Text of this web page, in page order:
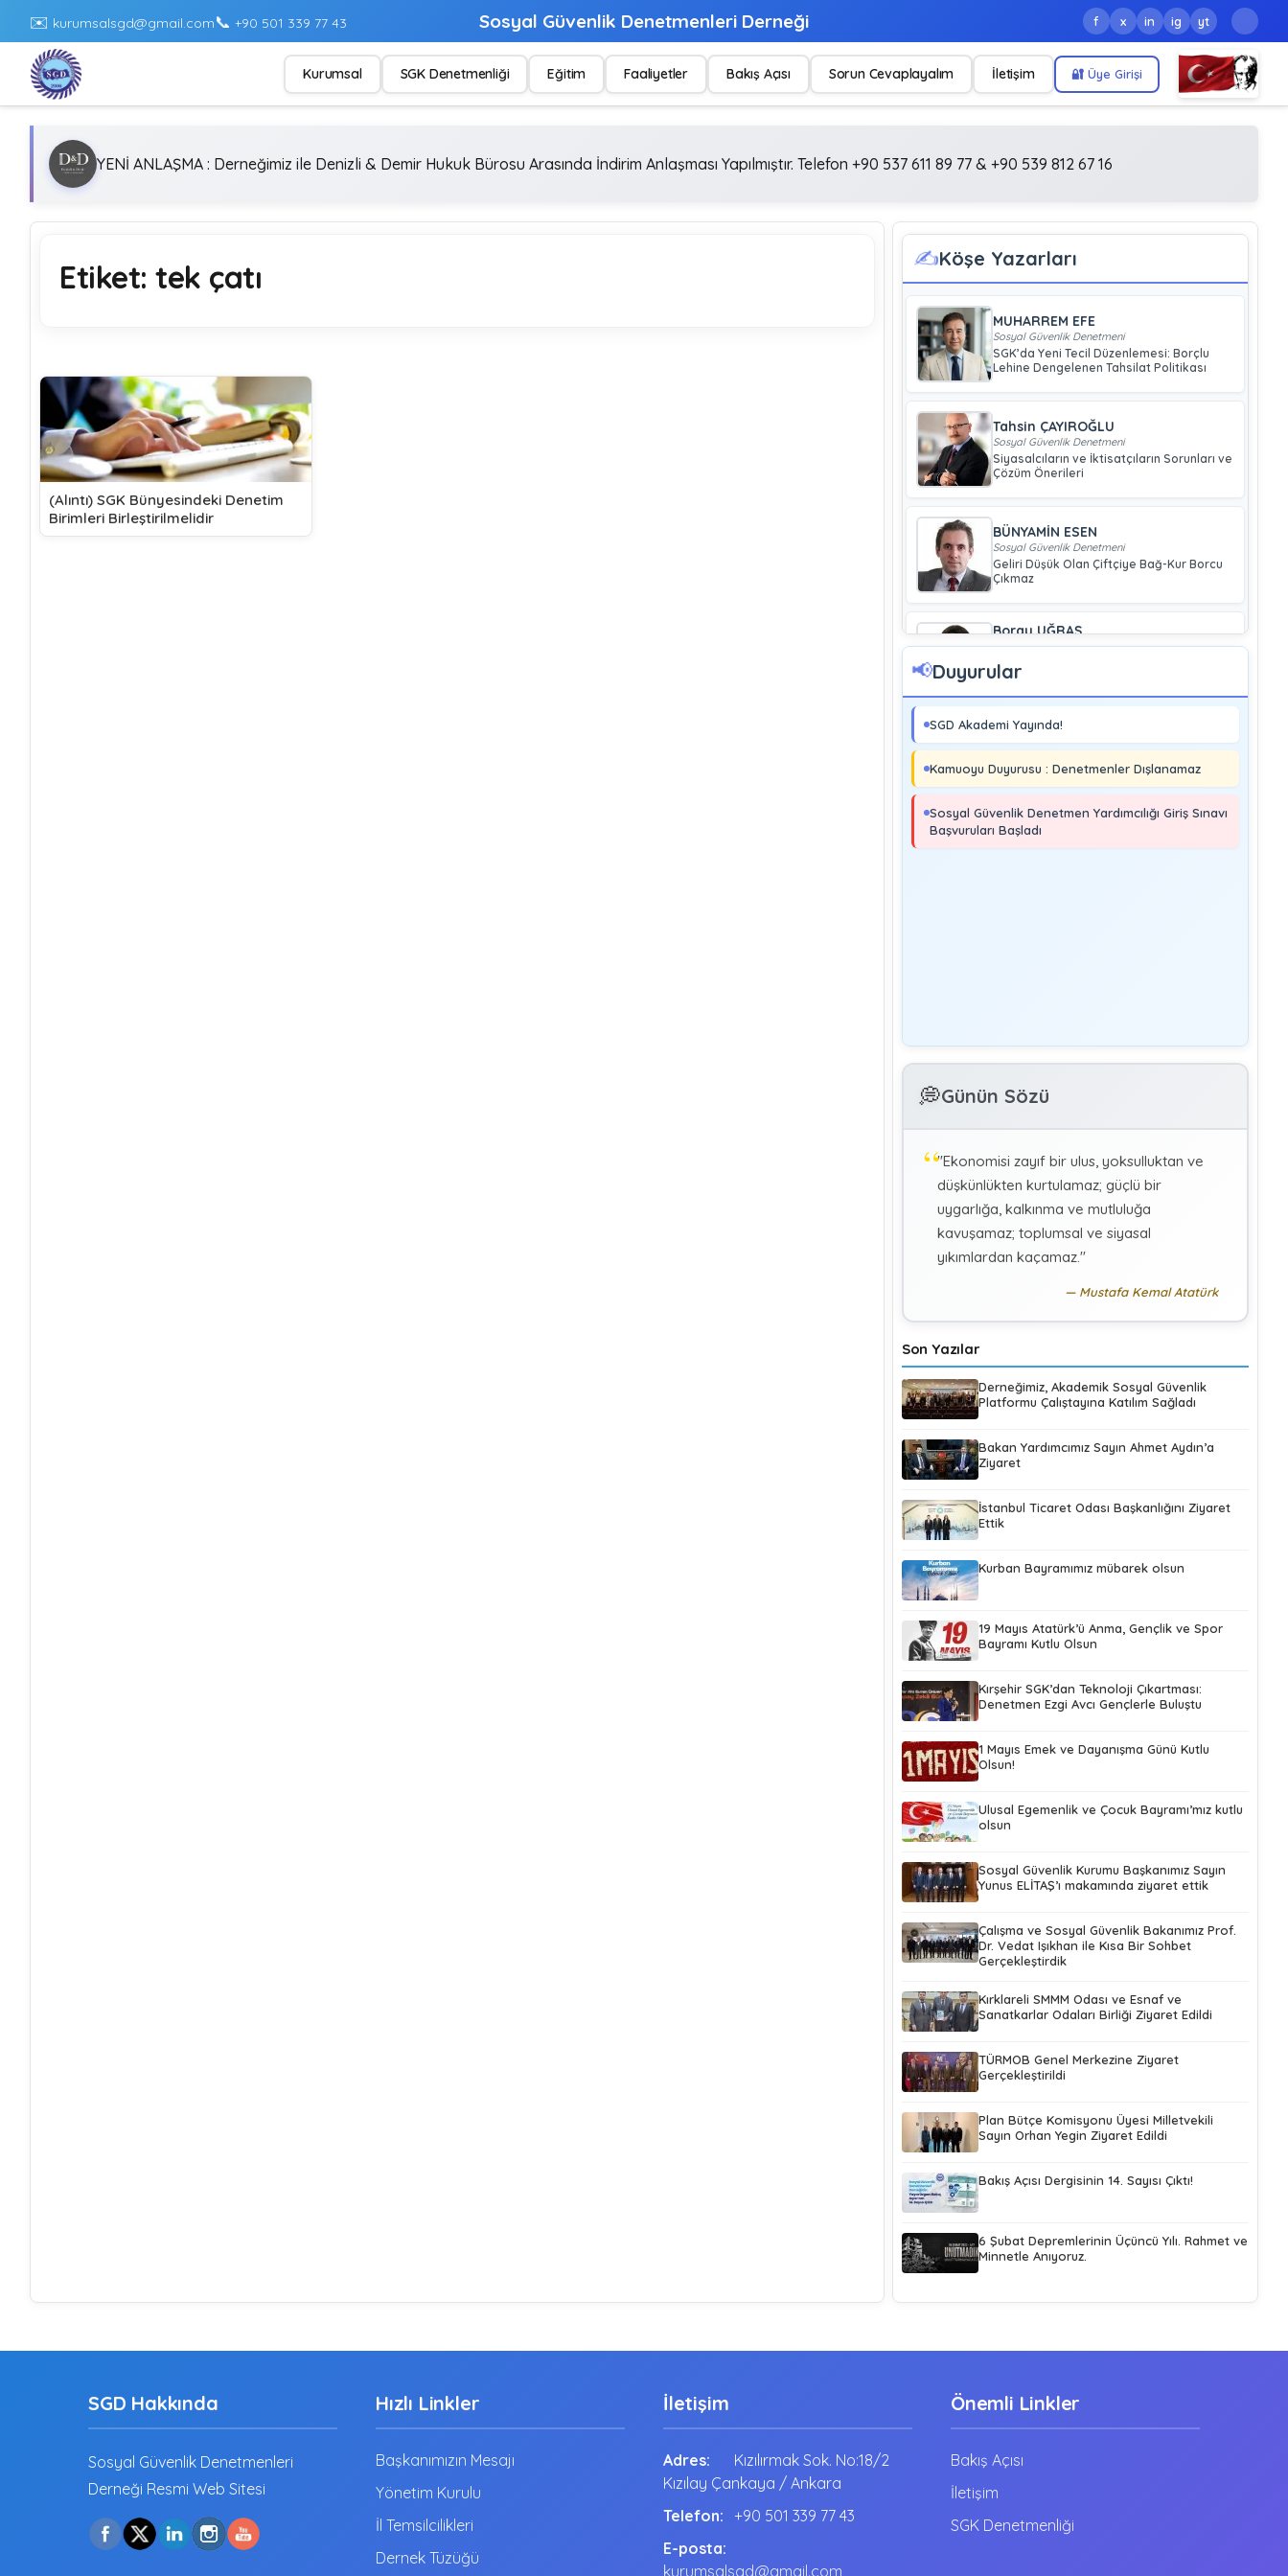
✉️ kurumsalsgd@gmail.com📞 +90 501 339 77 43 Sosyal Güvenlik Denetmenleri Derneği f x in ig yt
Kurumsal SGK Denetmenliği Eğitim Faaliyetler Bakış Açısı Sorun Cevaplayalım İletişim 🔐 Üye Girişi
YENİ ANLAŞMA : Derneğimiz ile Denizli & Demir Hukuk Bürosu Arasında İndirim Anlaşması Yapılmıştır. Telefon +90 537 611 89 77 & +90 539 812 67 16
Etiket: tek çatı
(Alıntı) SGK Bünyesindeki Denetim
Birimleri Birleştirilmelidir
✍️Köşe Yazarları
MUHARREM EFE
Sosyal Güvenlik Denetmeni
SGK’da Yeni Tecil Düzenlemesi: Borçlu
Lehine Dengelenen Tahsilat Politikası
Tahsin ÇAYIROĞLU
Sosyal Güvenlik Denetmeni
Siyasalcıların ve İktisatçıların Sorunları ve
Çözüm Önerileri
BÜNYAMİN ESEN
Sosyal Güvenlik Denetmeni
Geliri Düşük Olan Çiftçiye Bağ-Kur Borcu
Çıkmaz
Boray UĞRAŞ
Sosyal Güvenlik Denetmeni
Soma ve Ermenek’te Meydana Gelen
Kazalar Büyük Endüstriyel Kaza
MURAT ÇİMEN
Kayıt Dışı İstihdamla Mücadeleye Farklı
Bir Yaklaşım
K
KÜBRA KOÇ
İkili Sosyal Güvenlik Anlaşmaları :Türkiye
(Makale)
📢Duyurular
SGD Akademi Yayında!
Kamuoyu Duyurusu : Denetmenler Dışlanamaz
Sosyal Güvenlik Denetmen Yardımcılığı Giriş Sınavı
Başvuruları Başladı
💭Günün Sözü
"Ekonomisi zayıf bir ulus, yoksulluktan ve
düşkünlükten kurtulamaz; güçlü bir
uygarlığa, kalkınma ve mutluluğa
kavuşamaz; toplumsal ve siyasal
yıkımlardan kaçamaz."
Mustafa Kemal Atatürk
Son Yazılar
Derneğimiz, Akademik Sosyal Güvenlik
Platformu Çalıştayına Katılım Sağladı
Bakan Yardımcımız Sayın Ahmet Aydın’a
Ziyaret
İstanbul Ticaret Odası Başkanlığını Ziyaret
Ettik
Kurban Bayramımız mübarek olsun
19 Mayıs Atatürk’ü Anma, Gençlik ve Spor
Bayramı Kutlu Olsun
Kırşehir SGK’dan Teknoloji Çıkartması:
Denetmen Ezgi Avcı Gençlerle Buluştu
1 Mayıs Emek ve Dayanışma Günü Kutlu
Olsun!
Ulusal Egemenlik ve Çocuk Bayramı’mız kutlu
olsun
Sosyal Güvenlik Kurumu Başkanımız Sayın
Yunus ELİTAŞ’ı makamında ziyaret ettik
Çalışma ve Sosyal Güvenlik Bakanımız Prof.
Dr. Vedat Işıkhan ile Kısa Bir Sohbet
Gerçekleştirdik
Kırklareli SMMM Odası ve Esnaf ve
Sanatkarlar Odaları Birliği Ziyaret Edildi
TÜRMOB Genel Merkezine Ziyaret
Gerçekleştirildi
Plan Bütçe Komisyonu Üyesi Milletvekili
Sayın Orhan Yegin Ziyaret Edildi
Bakış Açısı Dergisinin 14. Sayısı Çıktı!
6 Şubat Depremlerinin Üçüncü Yılı. Rahmet ve
Minnetle Anıyoruz.
SGD Hakkında
Sosyal Güvenlik Denetmenleri
Derneği Resmi Web Sitesi
Hızlı Linkler
Başkanımızın Mesajı
Yönetim Kurulu
İl Temsilcilikleri
Dernek Tüzüğü
İletişim
Adres:
Kızılırmak Sok. No:18/2
Kızılay Çankaya / Ankara
Telefon:
+90 501 339 77 43
E-posta:
kurumsalsgd@gmail.com
Önemli Linkler
Bakış Açısı
İletişim
SGK Denetmenliği